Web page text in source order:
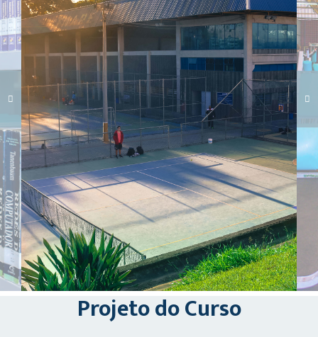
Carregando galeria...
Projeto do Curso